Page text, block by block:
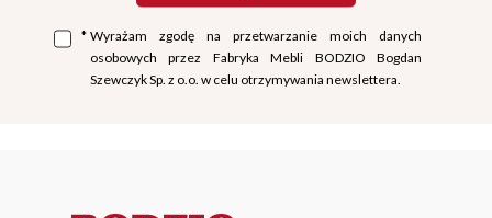
* Wyrażam zgodę na przetwarzanie moich danych
osobowych przez Fabryka Mebli BODZIO Bogdan
Szewczyk Sp. z o.o. w celu otrzymywania newslettera.